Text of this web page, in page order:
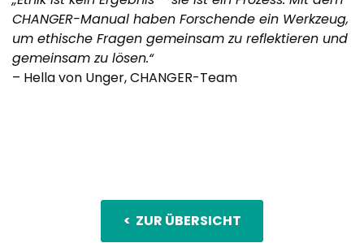
CHANGER-Manual haben Forschende ein Werkzeug,
um ethische Fragen gemeinsam zu reflektieren und
gemeinsam zu lösen.“
– Hella von Unger, CHANGER-Team
< ZUR ÜBERSICHT